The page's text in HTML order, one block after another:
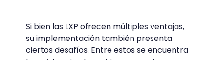
Si bien las LXP ofrecen múltiples ventajas,
su implementación también presenta
ciertos desafíos. Entre estos se encuentra